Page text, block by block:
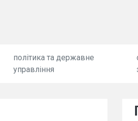
політика та державне
управління